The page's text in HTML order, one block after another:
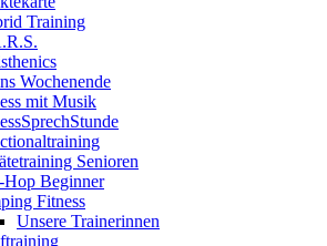
Training
Wochenende
mit Musik
Senioren
Beginner
Fitness
Unsere Trainerinnen